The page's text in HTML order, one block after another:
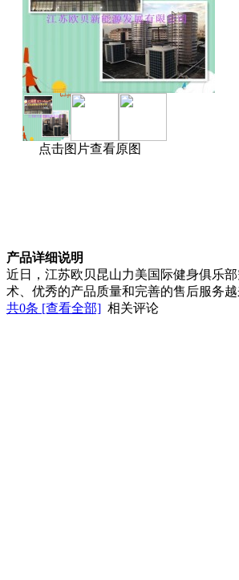
点击图片查看原图
产品详细说明
近日，江苏欧贝昆山力美国际健身俱乐
术、优秀的产品质量和完善的售后服务
共0条 [查看全部] 相关评论